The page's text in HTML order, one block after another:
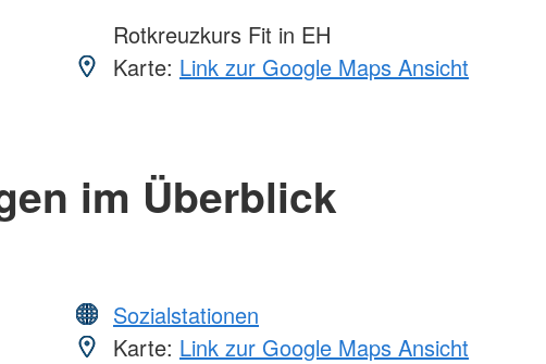
Rotkreuzkurs Fit in EH
Karte: Link zur Google Maps Ansicht
im Überblick
Sozialstationen
Karte: Link zur Google Maps Ansicht